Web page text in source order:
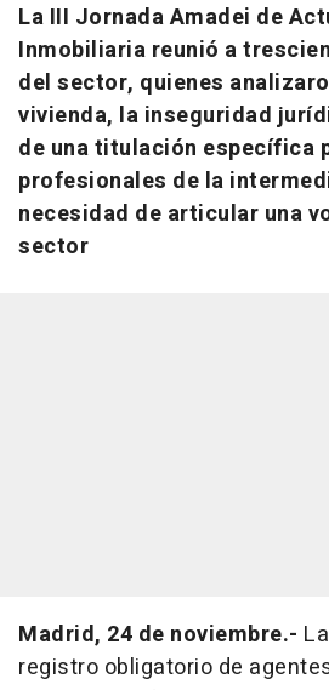
La III Jornada Amadei de
Inmobiliaria reunió a
del sector, quienes
vivienda, la inseguridad
de una titulación específica
profesionales de la
necesidad de articular una
sector
Madrid, 24 de noviembre.-
registro obligatorio de